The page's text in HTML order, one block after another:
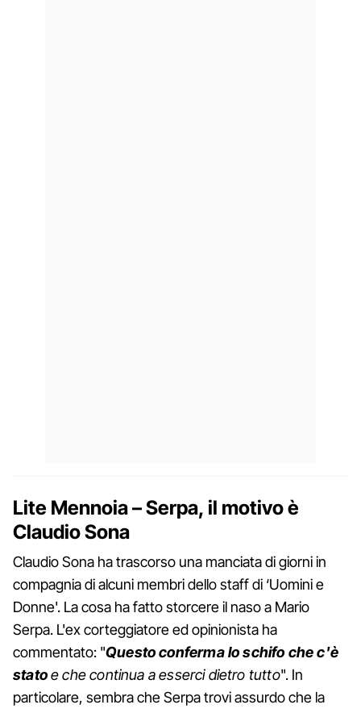
Lite Mennoia – Serpa, il motivo è
Claudio Sona
Claudio Sona ha trascorso una manciata di giorni in
compagnia di alcuni membri dello staff di ‘Uomini e
Donne'. La cosa ha fatto storcere il naso a Mario
Serpa. L'ex corteggiatore ed opinionista ha
commentato: "Questo conferma lo schifo che c'è
statoe che continua a esserci dietro tutto". In
particolare, sembra che Serpa trovi assurdo che la